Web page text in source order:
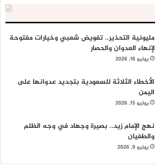
مليونية التحذير.. تفويض شعبي وخيارات مفتوحة
لإنهاء العدوان والحصار
يوليو 18, 2026
الأخطاء الثلاثة للسعودية بتجديد عدوانها على
اليمن
يوليو 15, 2026
نهج الإمام زيد.. بصيرة وجهاد في وجه الظلم
والطغيان
يوليو 9, 2026